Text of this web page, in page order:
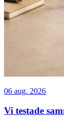
06 aug. 2026
Vi testade